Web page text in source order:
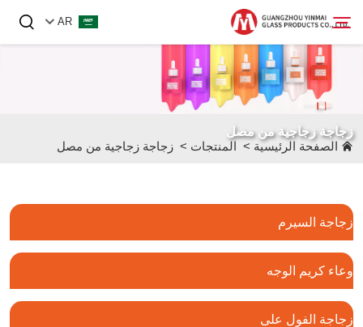
AR
الصفحة الرئيسية
المنتجات
الأخبار
زجاجة زجاجية من مصل
الصفحة الرئيسية > المنتجات > زجاجة زجاجية من مصل
زجاجة السيرم
وعاء كريم الوجه
زجاجة الفول على